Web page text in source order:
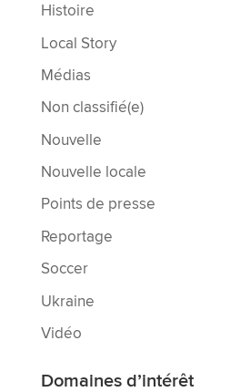
Histoire
Local Story
Médias
Non classifié(e)
Nouvelle
Nouvelle locale
Points de presse
Reportage
Soccer
Ukraine
Vidéo
Domaines d’intérêt